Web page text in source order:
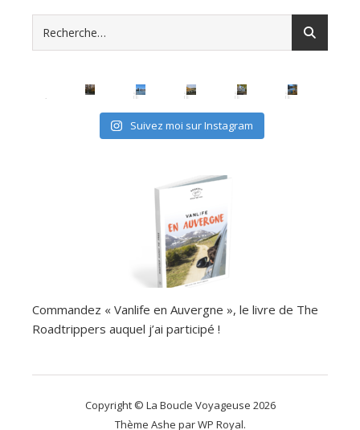
Suivez moi sur Instagram
Commandez « Vanlife en Auvergne », le livre de The
Roadtrippers auquel j’ai participé !
Copyright © La Boucle Voyageuse 2026
Thème Ashe parWP Royal.